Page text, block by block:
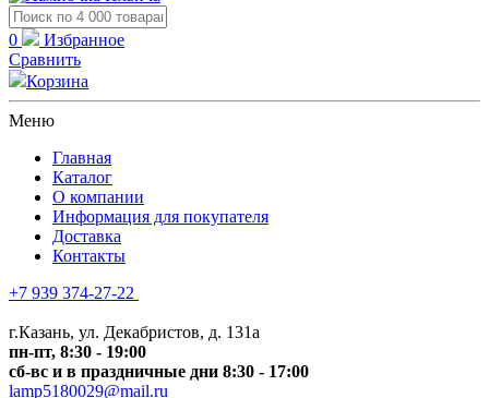
0
Избранное
Сравнить
Корзина
Меню
Главная
Каталог
О компании
Информация для покупателя
Доставка
Контакты
+7 939 374-27-22
г.Казань, ул. Декабристов, д. 131а
пн-пт, 8:30 - 19:00
сб-вс и в праздничные дни 8:30 - 17:00
lamp5180029@mail.ru